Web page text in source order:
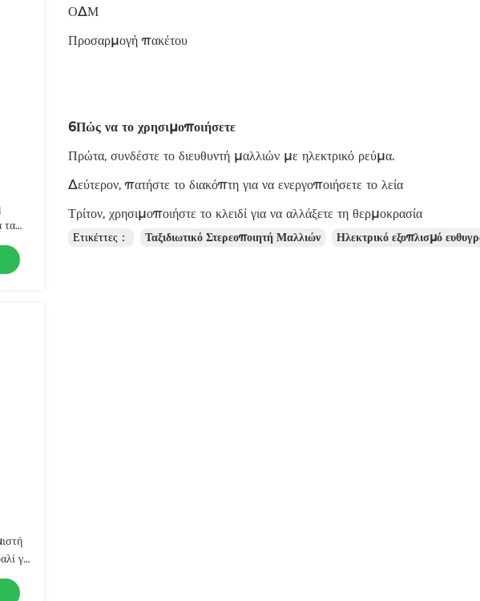
τα
για
ΟΔΜ
Προσαρμογή πακέτου
6Πώς να το χρησιμοποιήσετε
Πρώτα, συνδέστε το διευθυντή μαλλιών με ηλεκτρικό ρεύμα.
Δεύτερον, πατήστε το διακόπτη για να ενεργοποιήσετε το λεία
Τρίτον, χρησιμοποιήστε το κλειδί για να αλλάξετε τη θερμοκρασία
Ετικέττες： Ταξιδιωτικό Στερεοποιητή Μαλλιών Ηλεκτρικό εξοπλισμό